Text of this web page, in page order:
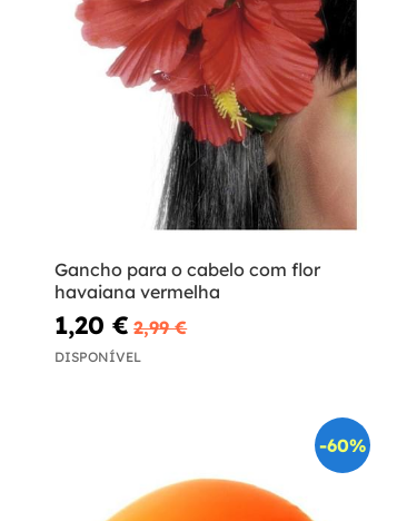
Gancho para o cabelo com flor
havaiana vermelha
1,20 € 2,99 €
DISPONÍVEL
-60%